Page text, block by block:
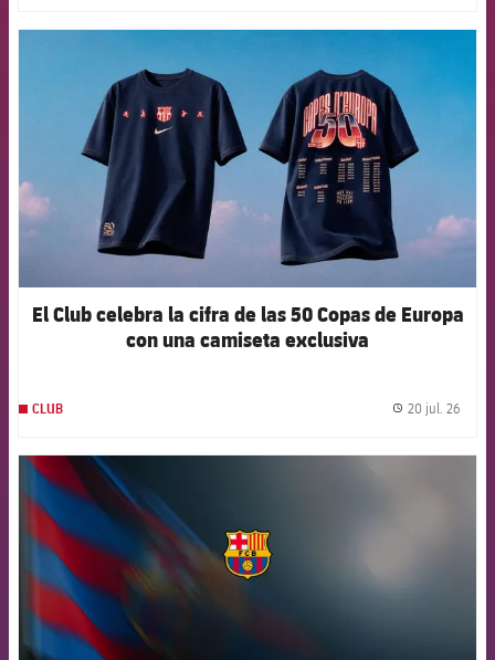
El Club celebra la cifra de las 50 Copas de Europa
con una camiseta exclusiva
CLUB 20 jul. 26